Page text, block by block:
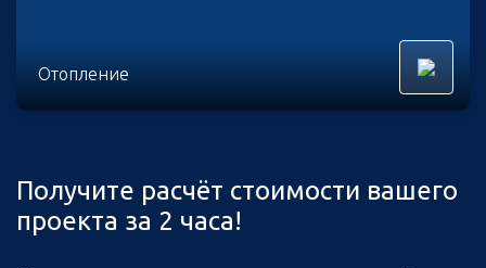
Отопление
Получите расчёт стоимости вашего
проекта за 2 часа!